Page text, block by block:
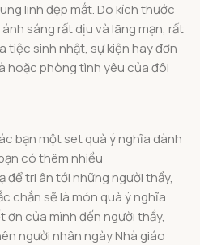
linh đẹp mắt. Do kích thước
sáng rất dịu và lãng mạn, rất
tiệc sinh nhật, sự kiện hay đơn
hoặc phòng tình yêu của đôi
bạn một set quà ý nghĩa dành
có thêm nhiều
tri ân tới những người thầy,
chắn sẽ là món quà ý nghĩa
ơn của mình đến người thầy,
người nhân ngày Nhà giáo